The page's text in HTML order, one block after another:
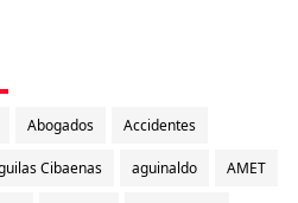
Abogados Accidentes
Cibaenas aguinaldo AMET